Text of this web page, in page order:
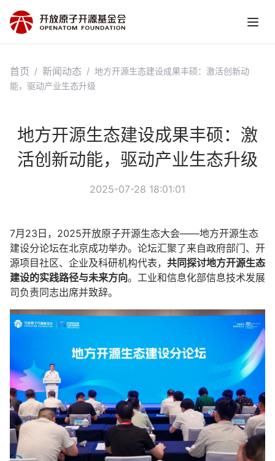
首页 / 新闻动态 / 地方开源生态建设成果丰硕：激活创新动
能，驱动产业生态升级
地方开源生态建设成果丰硕：激
活创新动能，驱动产业生态升级
2025-07-28 18:01:01
7月23日，2025开放原子开源生态大会——地方开源生态
建设分论坛在北京成功举办。论坛汇聚了来自政府部门、开
源项目社区、企业及科研机构代表， 共同探讨地方开源生态
建设的实践路径与未来方向。工业和信息化部信息技术发展
司负责同志出席并致辞。